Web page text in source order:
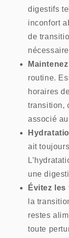
digestifs
inconfort
de
routine.
horaires
transition,
associé
ait
une
Évitez
la
restes
toute